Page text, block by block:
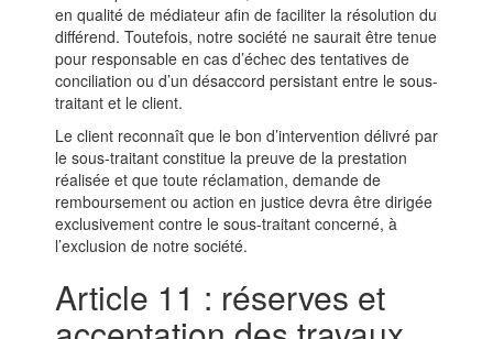
en qualité de médiateur afin de faciliter la résolution du
différend. Toutefois, notre société ne saurait être tenue
pour responsable en cas d’échec des tentatives de
conciliation ou d’un désaccord persistant entre le sous-
traitant et le client.
Le client reconnaît que le bon d’intervention délivré par
le sous-traitant constitue la preuve de la prestation
réalisée et que toute réclamation, demande de
remboursement ou action en justice devra être dirigée
exclusivement contre le sous-traitant concerné, à
l’exclusion de notre société.
Article 11 : réserves et